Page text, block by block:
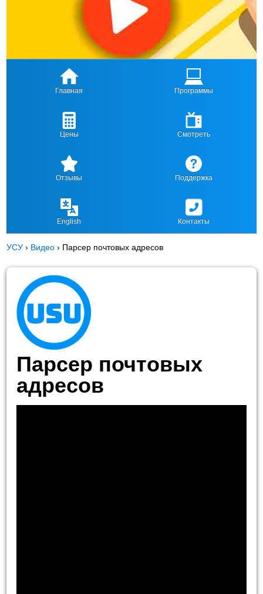
Главная Программы
Цены Смотреть
Отзывы Поддержка
English Контакты
УСУ › Видео › Парсер почтовых адресов
Парсер почтовых
адресов